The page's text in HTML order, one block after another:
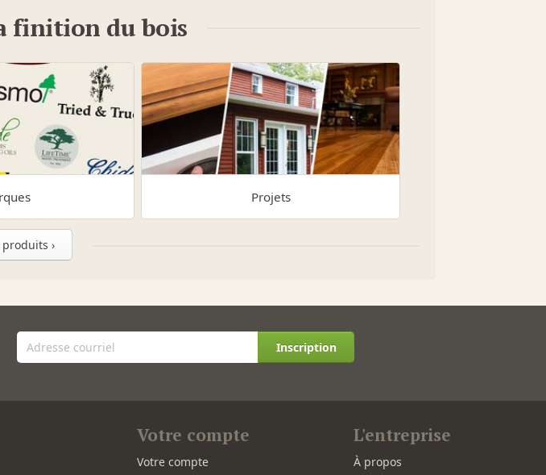
finition du bois
Projets
›
Inscription
Votre compte
Votre compte
L'entreprise
À propos